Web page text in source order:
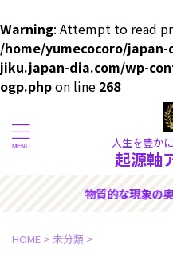
Warning: Attempt to read
/home/yumecocoro/
jiku.japan-dia.com/wp-
ogp.phpon line 268
人生を豊か
起源軸
できる人の
HOME > 未分類 >